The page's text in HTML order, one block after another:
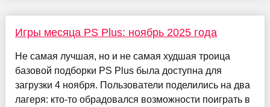
Игры месяца PS Plus: ноябрь 2025 года
Не самая лучшая, но и не самая худшая троица
базовой подборки PS Plus была доступна для
загрузки 4 ноября. Пользователи поделились на два
лагеря: кто-то обрадовался возможности поиграть в